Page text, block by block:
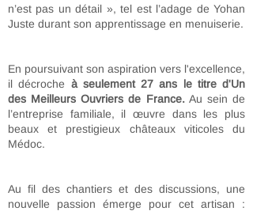
n’est pas un détail », tel est l’adage de Yohan
Juste durant son apprentissage en menuiserie.
En poursuivant son aspiration vers l'excellence,
il décroche à seulement 27 ans le titre d'Un
des Meilleurs Ouvriers de France.Au sein de
l’entreprise familiale, il œuvre dans les plus
beaux et prestigieux châteaux viticoles du
Médoc.
Au fil des chantiers et des discussions, une
nouvelle passion émerge pour cet artisan :